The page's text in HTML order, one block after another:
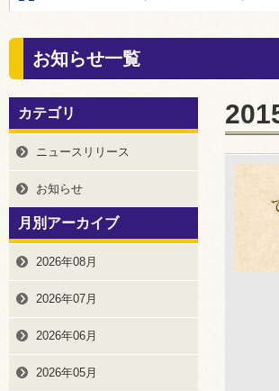
お知らせ一覧
カテゴリ
ニュースリリース
お知らせ
月別アーカイブ
2026年08月
2026年07月
2026年06月
2026年05月